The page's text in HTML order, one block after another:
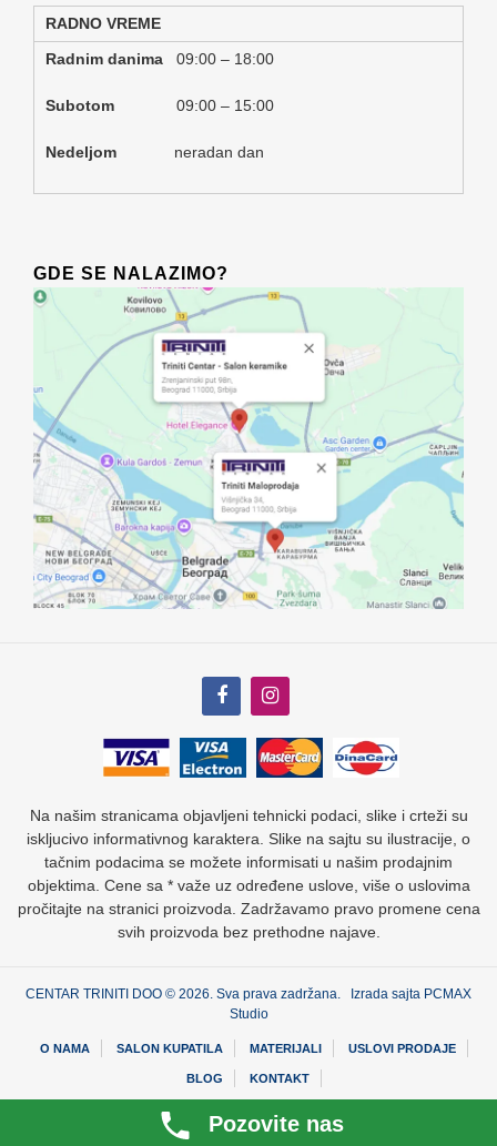
RADNO VREME
Radnim danima 09:00 – 18:00
Subotom 09:00 – 15:00
Nedeljom neradan dan
GDE SE NALAZIMO?
Na našim stranicama objavljeni tehnicki podaci, slike i crteži su
iskljucivo informativnog karaktera. Slike na sajtu su ilustracije, o
tačnim podacima se možete informisati u našim prodajnim
objektima. Cene sa * važe uz određene uslove, više o uslovima
pročitajte na stranici proizvoda. Zadržavamo pravo promene cena
svih proizvoda bez prethodne najave.
CENTAR TRINITI DOO © 2026. Sva prava zadržana. Izrada sajta PCMAX
Studio
O NAMA SALON KUPATILA MATERIJALI USLOVI PRODAJE
BLOG KONTAKT
Pozovite nas